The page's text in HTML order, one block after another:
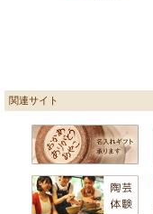
関連サイト